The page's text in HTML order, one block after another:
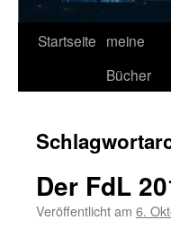
Startseite meine
Bücher
Der FdL
Veröffentlicht am 6.